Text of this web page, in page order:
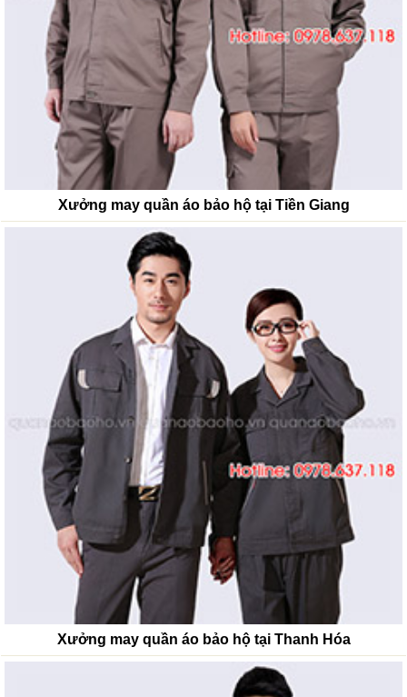
Xưởng may quần áo bảo hộ tại Tiền Giang
Xưởng may quần áo bảo hộ tại Thanh Hóa